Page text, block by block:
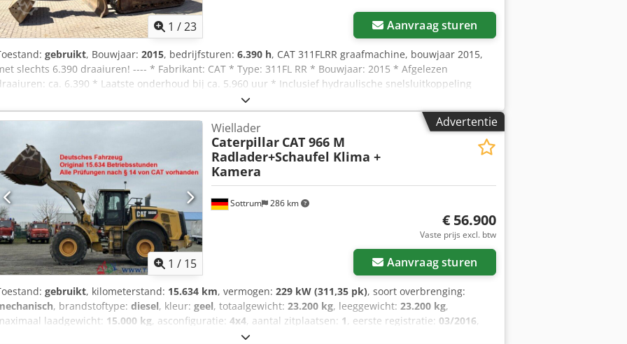
1 /23 Aanvraag sturen
gebruikt, Bouwjaar: 2015, bedrijfsturen: 6.390 h, CAT 311FLRR graafmachine, bouwjaar 2015,
slechts 6.390 draaiuren! ---- * Fabrikant: CAT * Type: 311FL RR * Bouwjaar: 2015 * Afgelezen
ca. 6.390 * Laatste onderhoud bij ca. 5.960 uur * Inclusief hydraulische snelsluitkoppeling
CW20 * Inclusief hydraulische grijperbak * Duitse machine * Eerste eigenaar * Rubberen rupsen *
* Airconditioning * Achteruitrijcamera * Leidingwerk * Goede staat! Csdpfey Sdlzjx Agyjrf *
Onderstel: ca. 40-50% * Meer foto's en video op aanvraag (via WhatsApp Erik) * Prijs: 45.900 euro, netto +
19% BTW. ---- Voor verdere vragen kunt u bellen: Erik Kortum: WhatsApp ?Alle gegevens zijn onder
voorbehoud en er kunnen geen rechten aan worden ontleend. Fouten en tussenverkoop voorbehouden.?
Advertentie
1 / 15
Sottrum 286 km
Wiellader
Caterpillar CAT 966 M
Radlader+Schaufel Klima +
Kamera
€ 56.900
Vaste prijs excl. btw
Aanvraag sturen
gebruikt, kilometerstand: 15.634 km, vermogen: 229 kW (311,35 pk), soort overbrenging:
, brandstoftype: diesel, kleur: geel, totaalgewicht: 23.200 kg, leeggewicht: 23.200 kg,
laadgewicht: 15.000 kg, asconfiguratie: 4x4, aantal zitplaatsen: 1, eerste registratie: 03/2016,
, bedrijfsturen:15.634 h